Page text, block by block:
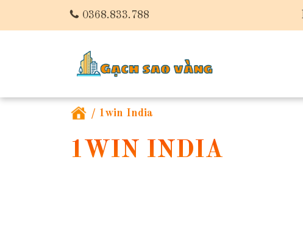
0368.833.788
/ 1win India
1WIN INDIA